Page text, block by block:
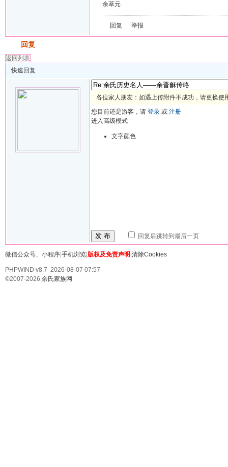
余萃元
回复 举报
回复
返回列表
快速回复
各位家人朋友：如遇上传附件不成功，请更换使
您目前还是游客，请 登录 或 注册
进入高级模式
文字颜色
发 布 回复后跳转到最后一页
微信公众号、小程序 手机浏览 版权及免责声明 清除Cookies
PHPWIND v8.7 2026-08-07 07:57
©2007-2026 余氏家族网